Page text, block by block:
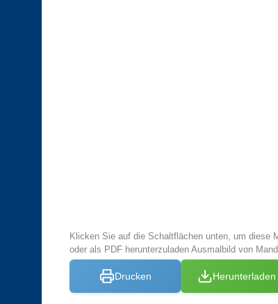
Klicken Sie auf die Schaltflächen unten, um diese
oder als PDF herunterzuladen Ausmalbild von
Drucken Herunterladen